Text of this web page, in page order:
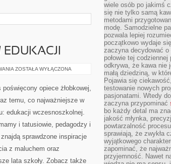
NOWOCZESNE
EDUKACJI
ZOSTAŁA WYŁĄCZONA
opiece żłobkowej,
temu, co najważniejsze w
edukacji wczesnoszkolnej.
i tatusiowie, pedagodzy i
sprawdzone inspiracje
z maluchem oraz
lata szkoły. Zobacz także
wiele osób po jakimś
się nie tylko samą
metodami
modę. Samodzielne
pozwala lepiej
początkowo wydaje
zaczyna decydować o
połowie tej
odkrywa, że kawa nie
małą dziedziną, w
Pojawia się
testowanie nowych
pasjonatami. Wtedy
zaczyna przypominać
bo każdy detal ma
jakość młynka,
powtarzalność
sprawiają, że zwykła
wyjątkowego
zapominać, że
przyjemność. Nawet